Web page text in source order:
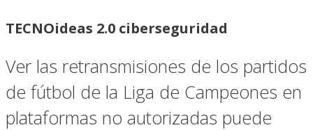
TECNOideas 2.0 ciberseguridad
Ver las retransmisiones de los partidos
de fútbol de la Liga de Campeones en
plataformas no autorizadas puede